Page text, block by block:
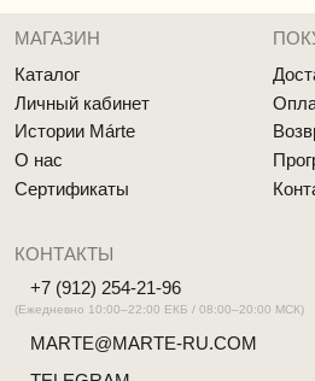
MÁRTE © 2026 Все права защищены